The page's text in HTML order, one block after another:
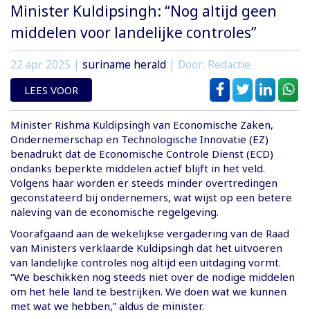
Minister Kuldipsingh: “Nog altijd geen
middelen voor landelijke controles”
22 apr 2025 | suriname herald | Door: Redactie
LEES VOOR
Minister Rishma Kuldipsingh van Economische Zaken,
Ondernemerschap en Technologische Innovatie (EZ)
benadrukt dat de Economische Controle Dienst (ECD)
ondanks beperkte middelen actief blijft in het veld.
Volgens haar worden er steeds minder overtredingen
geconstateerd bij ondernemers, wat wijst op een betere
naleving van de economische regelgeving.
Voorafgaand aan de wekelijkse vergadering van de Raad
van Ministers verklaarde Kuldipsingh dat het uitvoeren
van landelijke controles nog altijd een uitdaging vormt.
“We beschikken nog steeds niet over de nodige middelen
om het hele land te bestrijken. We doen wat we kunnen
met wat we hebben,” aldus de minister.